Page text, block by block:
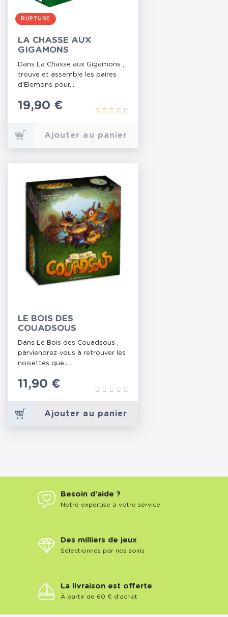
RUPTURE
LA CHASSE AUX
GIGAMONS
Dans La Chasse aux Gigamons ,
trouve et assemble les paires
d'Elemons pour...
Prix
19,90 €
Ajouter au panier
LE BOIS DES
COUADSOUS
Dans Le Bois des Couadsous ,
parviendrez-vous à retrouver les
noisettes que...
Prix
11,90 €
Ajouter au panier
Besoin d'aide ?
Notre expertise à votre service
Des milliers de jeux
Sélectionnés par nos soins
La livraison est offerte
À partir de 60 € d'achat